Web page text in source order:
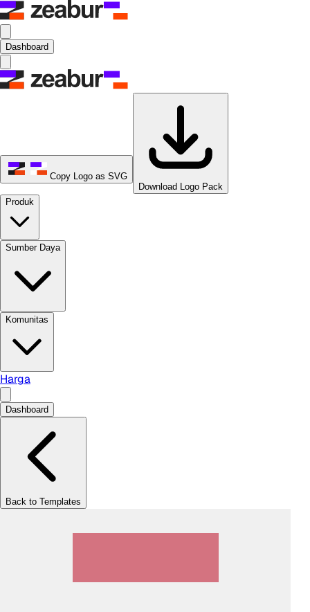
Dashboard
Copy Logo as SVG
Download Logo Pack
Produk
Sumber Daya
Komunitas
Harga
Dashboard
Back to Templates